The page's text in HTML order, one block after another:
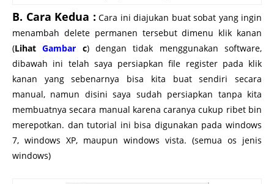
B. Cara Kedua : Cara ini diajukan buat sobat yang ingin
menambah delete permanen tersebut dimenu klik kanan
(LihatGambar c) dengan tidak menggunakan software,
dibawah ini telah saya persiapkan file register pada klik
kanan yang sebenarnya bisa kita buat sendiri secara
manual, namun disini saya sudah persiapkan tanpa kita
membuatnya secara manual karena caranya cukup ribet bin
merepotkan. dan tutorial ini bisa digunakan pada windows
7, windows XP, maupun windows vista. (semua os jenis
windows)